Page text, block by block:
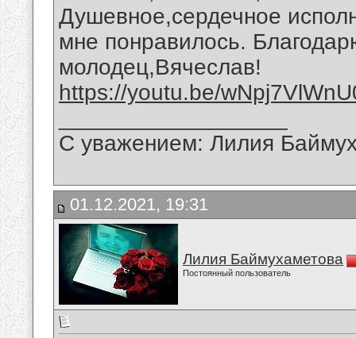
Душевное,сердечное
мне понравилось.
молодец,Вячеслав!
https://youtu.be/
С уважением: Лилия
01.12.2021, 19:31
Лилия Баймухаметова
Постоянный пользователь